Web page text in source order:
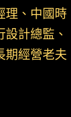
理、中國時
計總監、
期經營老夫